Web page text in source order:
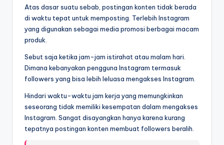
Atas dasar suatu sebab, postingan konten tidak berada
di waktu tepat untuk memposting. Terlebih Instagram
yang digunakan sebagai media promosi berbagai macam
produk.
Sebut saja ketika jam-jam istirahat atau malam hari.
Dimana kebanyakan pengguna Instagram termasuk
followers yang bisa lebih leluasa mengakses Instagram.
Hindari waktu-waktu jam kerja yang memungkinkan
seseorang tidak memiliki kesempatan dalam mengakses
Instagram. Sangat disayangkan hanya karena kurang
tepatnya postingan konten membuat followers beralih.